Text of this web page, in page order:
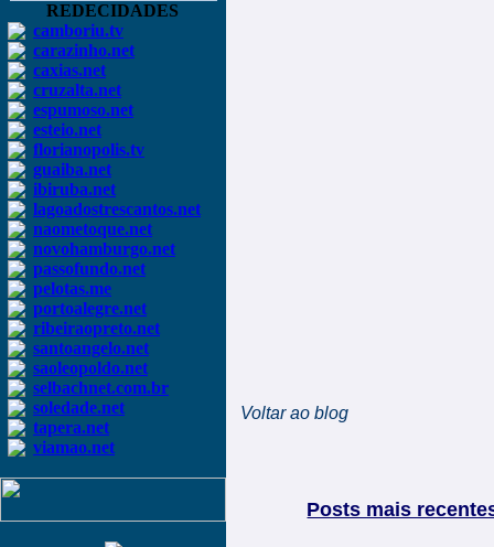
REDECIDADES
camboriu.tv
carazinho.net
caxias.net
cruzalta.net
espumoso.net
esteio.net
florianopolis.tv
guaiba.net
ibiruba.net
lagoadostrescantos.net
naometoque.net
novohamburgo.net
passofundo.net
pelotas.me
portoalegre.net
ribeiraopreto.net
santoangelo.net
saoleopoldo.net
selbachnet.com.br
soledade.net
tapera.net
viamao.net
Voltar ao blog
Posts mais